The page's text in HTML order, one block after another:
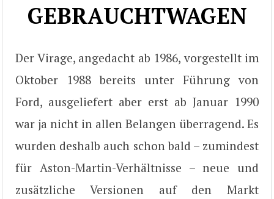
GEBRAUCHTWAGEN
Der Virage, angedacht ab 1986, vorgestellt im
Oktober 1988 bereits unter Führung von
Ford, ausgeliefert aber erst ab Januar 1990
war ja nicht in allen Belangen überragend. Es
wurden deshalb auch schon bald – zumindest
für Aston-Martin-Verhältnisse – neue und
zusätzliche Versionen auf den Markt